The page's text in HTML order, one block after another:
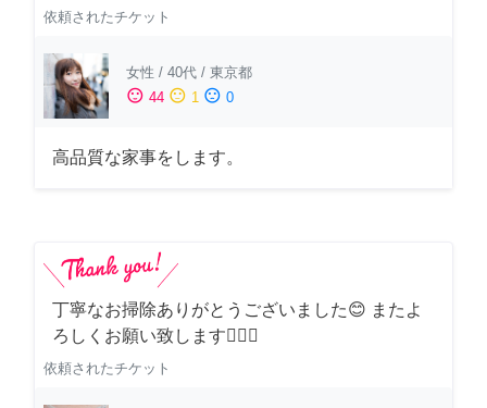
依頼されたチケット
女性 / 40代 / 東京都
sentiment_satisfied 44 sentiment_neutral 1 sentiment_dissatisfied 0
高品質な家事をします。
丁寧なお掃除ありがとうございました😊 またよ
ろしくお願い致します🙆‍♀️✨
依頼されたチケット